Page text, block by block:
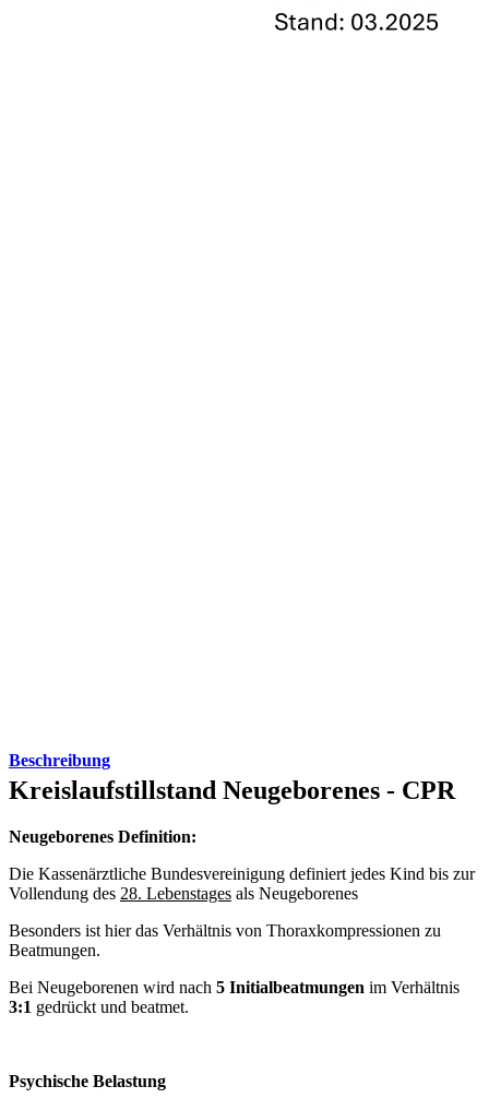
Beschreibung
Kreislaufstillstand Neugeborenes - CPR
Neugeborenes Definition:
Die Kassenärztliche Bundesvereinigung definiert jedes Kind bis zur
Vollendung des 28. Lebenstages als Neugeborenes
Besonders ist hier das Verhältnis von Thoraxkompressionen zu
Beatmungen.
Bei Neugeborenen wird nach 5 Initialbeatmungen im Verhältnis
3:1 gedrückt und beatmet.
Psychische Belastung